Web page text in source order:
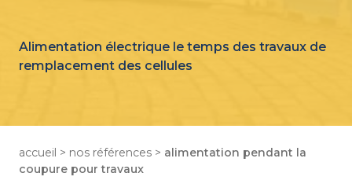
Lille
Bordeaux
Notre École de Formation
Nous Rejoindre
Alimentation électrique le temps des travaux de
remplacement des cellules
accueil > nos références > alimentation pendant la
coupure pour travaux